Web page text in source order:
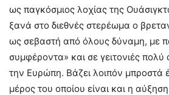
ως παγκόσμιος λοχίας της
ξανά στο διεθνές στερέωμα ο
ως σεβαστή από όλους δύναμη, με
συμφέροντα» και σε γειτονιές
την Ευρώπη. Βάζει λοιπόν μπροστά
μέρος του οποίου είναι και η